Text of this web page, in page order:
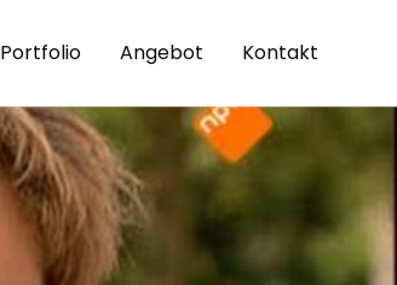
Portfolio Angebot Kontakt